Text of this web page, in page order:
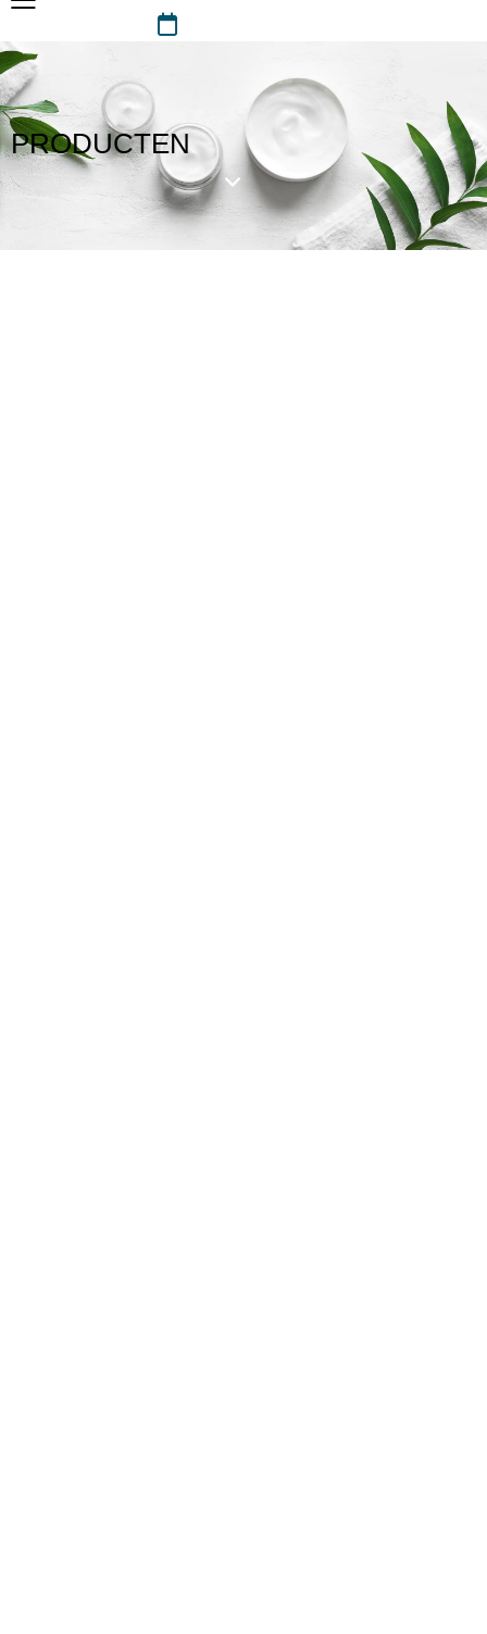
PRODUCTEN